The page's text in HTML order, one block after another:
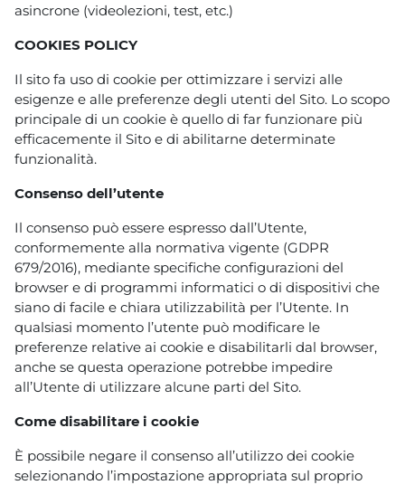
asincrone (videolezioni, test, etc.)
COOKIES POLICY
Il sito fa uso di cookie per ottimizzare i servizi alle
esigenze e alle preferenze degli utenti del Sito. Lo scopo
principale di un cookie è quello di far funzionare più
efficacemente il Sito e di abilitarne determinate
funzionalità.
Consenso dell’utente
Il consenso può essere espresso dall’Utente,
conformemente alla normativa vigente (GDPR
679/2016), mediante specifiche configurazioni del
browser e di programmi informatici o di dispositivi che
siano di facile e chiara utilizzabilità per l’Utente. In
qualsiasi momento l’utente può modificare le
preferenze relative ai cookie e disabilitarli dal browser,
anche se questa operazione potrebbe impedire
all’Utente di utilizzare alcune parti del Sito.
Come disabilitare i cookie
È possibile negare il consenso all’utilizzo dei cookie
selezionando l’impostazione appropriata sul proprio